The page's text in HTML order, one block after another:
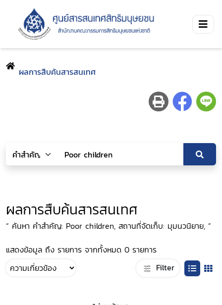
ผลการสืบค้นสารสนเทศ
ผลการสืบค้นสารสนเทศ
“ ค้นหา คำสำคัญ: Poor children, สถานที่จัดเก็บ: มุมนวนิยาย, ”
แสดงข้อมูล ถึง รายการ จากทั้งหมด 0 รายการ
Filter